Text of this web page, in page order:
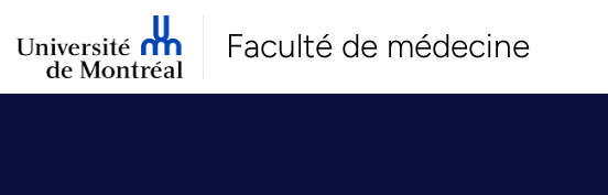
Faculté de médecine